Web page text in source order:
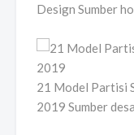
Design Sumber
21 Model Partisi
2019 Sumber